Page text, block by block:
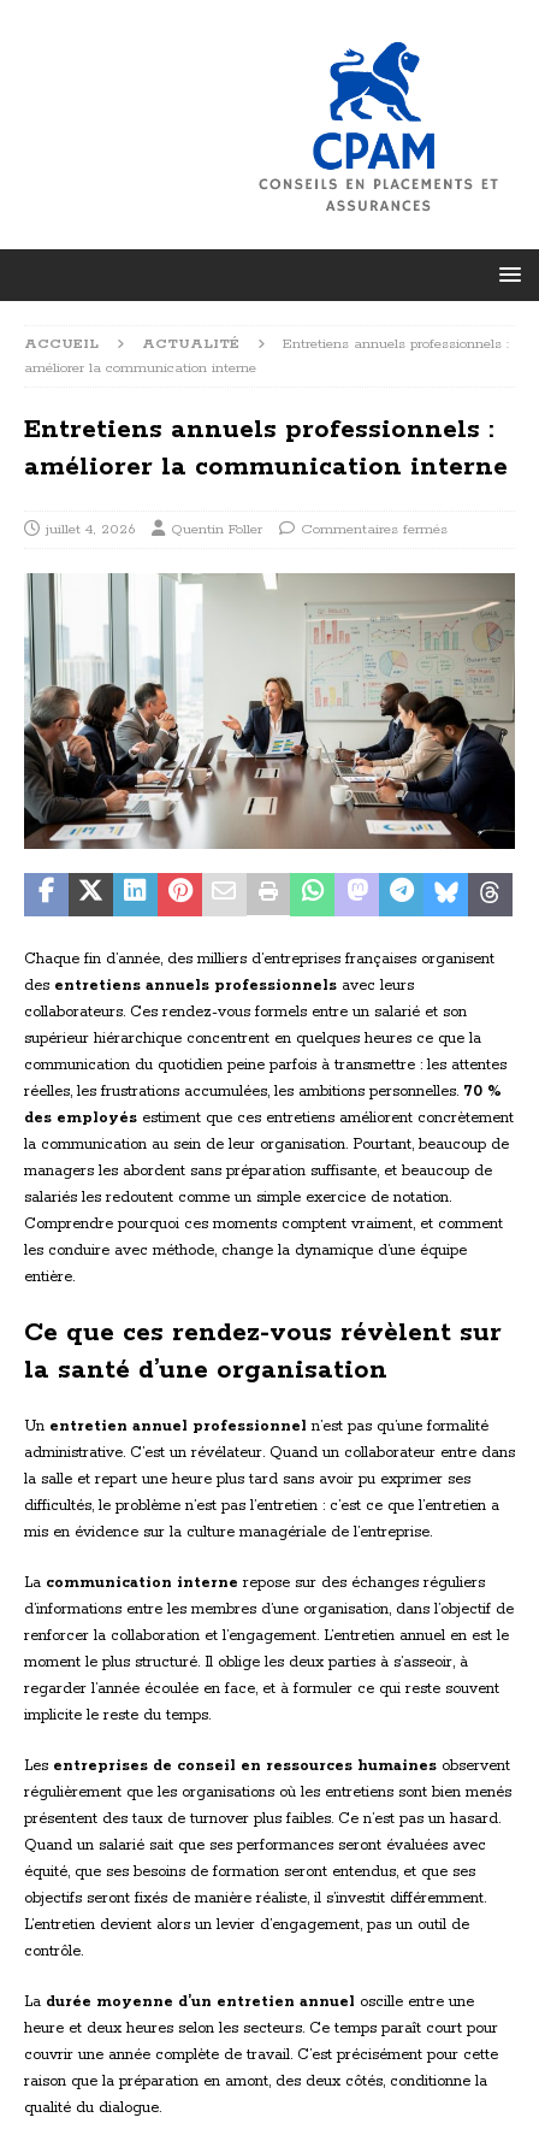
ACCUEIL ACTUALITÉ
Entretiens annuels professionnels :
améliorer la communication interne
Entretiens annuels professionnels :
améliorer la communication interne
juillet 4, 2026 Quentin Foller Commentaires fermés
Chaque fin d’année, des milliers d’entreprises françaises organisent
des entretiens annuels professionnels avec leurs
collaborateurs. Ces rendez-vous formels entre un salarié et son
supérieur hiérarchique concentrent en quelques heures ce que la
communication du quotidien peine parfois à transmettre : les attentes
réelles, les frustrations accumulées, les ambitions personnelles. 70 %
des employés estiment que ces entretiens améliorent concrètement
la communication au sein de leur organisation. Pourtant, beaucoup de
managers les abordent sans préparation suffisante, et beaucoup de
salariés les redoutent comme un simple exercice de notation.
Comprendre pourquoi ces moments comptent vraiment, et comment
les conduire avec méthode, change la dynamique d’une équipe
entière.
Ce que ces rendez-vous révèlent sur
la santé d’une organisation
Un entretien annuel professionnel n’est pas qu’une formalité
administrative. C’est un révélateur. Quand un collaborateur entre dans
la salle et repart une heure plus tard sans avoir pu exprimer ses
difficultés, le problème n’est pas l’entretien : c’est ce que l’entretien a
mis en évidence sur la culture managériale de l’entreprise.
La communication interne repose sur des échanges réguliers
d’informations entre les membres d’une organisation, dans l’objectif de
renforcer la collaboration et l’engagement. L’entretien annuel en est le
moment le plus structuré. Il oblige les deux parties à s’asseoir, à
regarder l’année écoulée en face, et à formuler ce qui reste souvent
implicite le reste du temps.
Les entreprises de conseil en ressources humaines observent
régulièrement que les organisations où les entretiens sont bien menés
présentent des taux de turnover plus faibles. Ce n’est pas un hasard.
Quand un salarié sait que ses performances seront évaluées avec
équité, que ses besoins de formation seront entendus, et que ses
objectifs seront fixés de manière réaliste, il s’investit différemment.
L’entretien devient alors un levier d’engagement, pas un outil de
contrôle.
La durée moyenne d’un entretien annuel oscille entre une
heure et deux heures selon les secteurs. Ce temps paraît court pour
couvrir une année complète de travail. C’est précisément pour cette
raison que la préparation en amont, des deux côtés, conditionne la
qualité du dialogue.